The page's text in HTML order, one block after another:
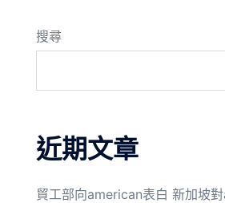
搜尋
近期文章
貿工部向american表白 新加坡